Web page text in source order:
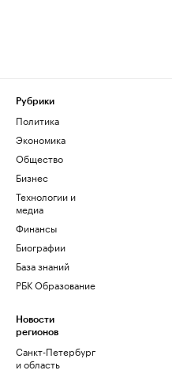
Рубрики
Политика
Экономика
Общество
Бизнес
Технологии и
медиа
Финансы
Биографии
База знаний
РБК Образование
Новости
регионов
Санкт-Петербург
и область